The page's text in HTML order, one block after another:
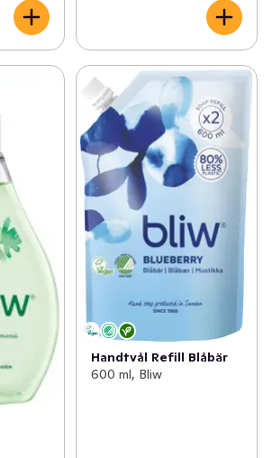
Handtvål Refill Blåbär
600 ml, Bliw